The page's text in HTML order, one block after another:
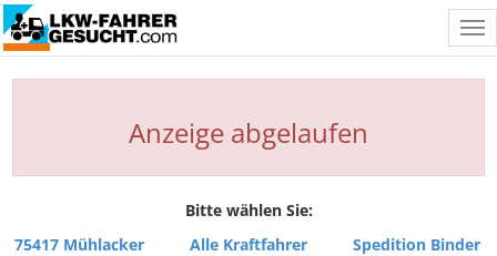
Anzeige abgelaufen
Bitte wählen Sie:
75417 Mühlacker
Alle Kraftfahrer
Spedition Binder